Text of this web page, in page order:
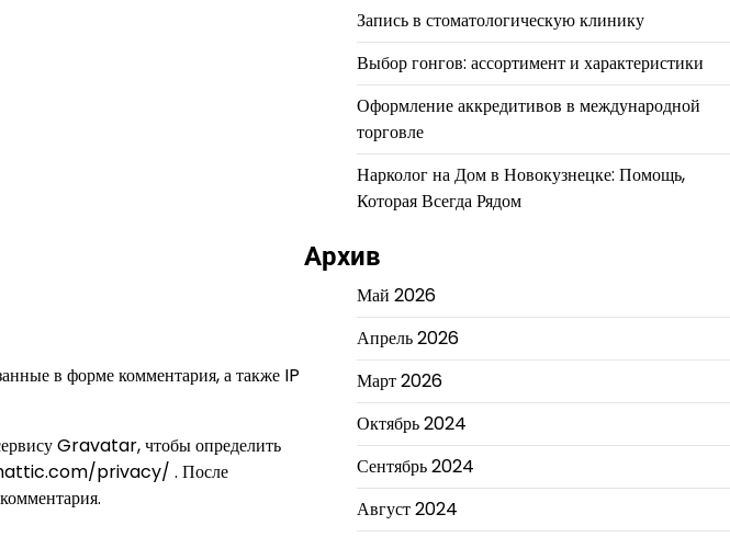
в форме комментария, а также IP
Gravatar, чтобы определить
privacy/ . После
Запись в стоматологическую клинику
Выбор гонгов: ассортимент и характеристики
Оформление аккредитивов в международной
торговле
Нарколог на Дом в Новокузнецке: Помощь,
Которая Всегда Рядом
Архив
Май 2026
Апрель 2026
Март 2026
Октябрь 2024
Сентябрь 2024
Август 2024